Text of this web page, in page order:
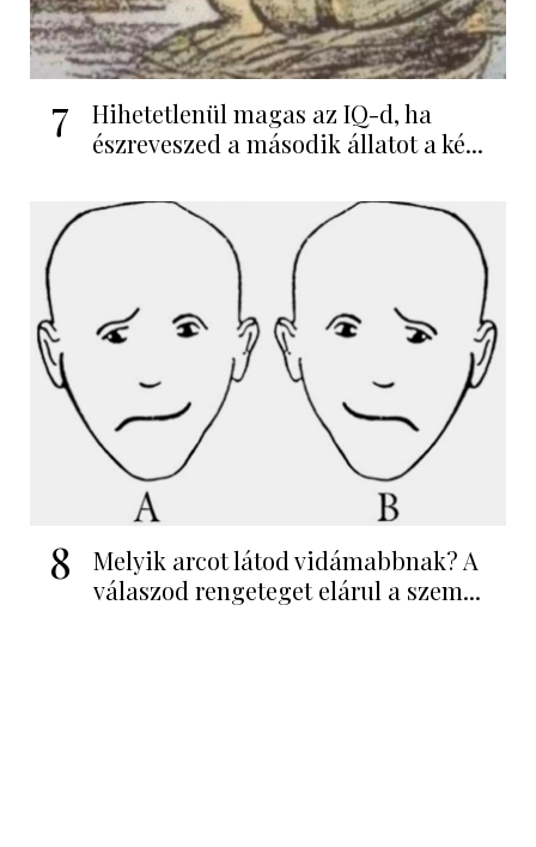
7
Hihetetlenül magas az IQ-d, ha
észreveszed a második állatot a ké...
8
Melyik arcot látod vidámabbnak? A
válaszod rengeteget elárul a szem...